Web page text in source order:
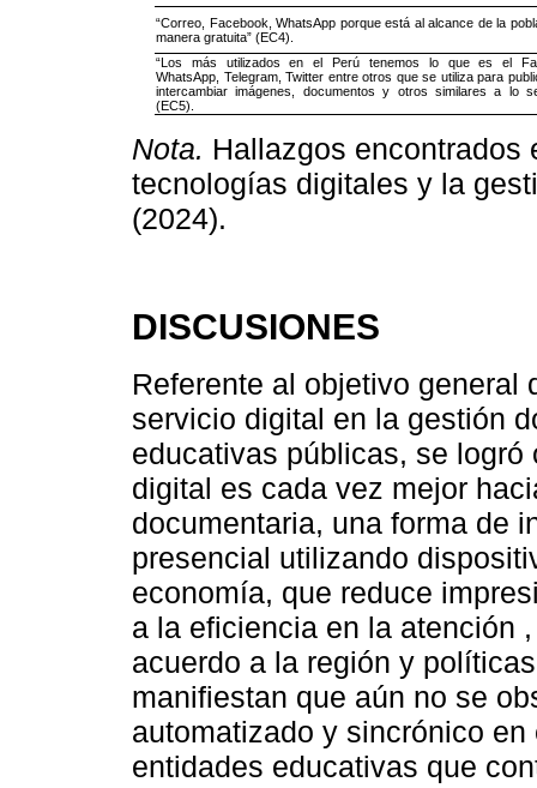
“Correo, Facebook, WhatsApp porque está al alcance de la
manera gratuita” (EC4).
“Los más utilizados en el Perú tenemos lo que es el
WhatsApp, Telegram, Twitter entre otros que se utiliza para
intercambiar imágenes, documentos y otros similares a lo
(EC5).
Nota. Hallazgos encontrados
tecnologías digitales y la
(2024).
DISCUSIONES
Referente al objetivo general
servicio digital en la gestión
educativas públicas, se
digital es cada vez mejor
documentaria, una forma de
presencial utilizando
economía, que reduce
a la eficiencia en la atención
acuerdo a la región y
manifiestan que aún no se
automatizado y sincrónico
entidades educativas que